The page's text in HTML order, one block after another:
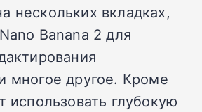
нескольких вкладках,
Banana 2 для
многое другое. Кроме
использовать глубокую